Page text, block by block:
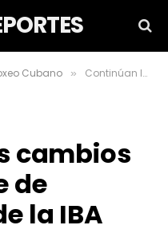
Cubano » Continúan los cambios para la Noche de Campeones de la IBA
cambios
de
la IBA